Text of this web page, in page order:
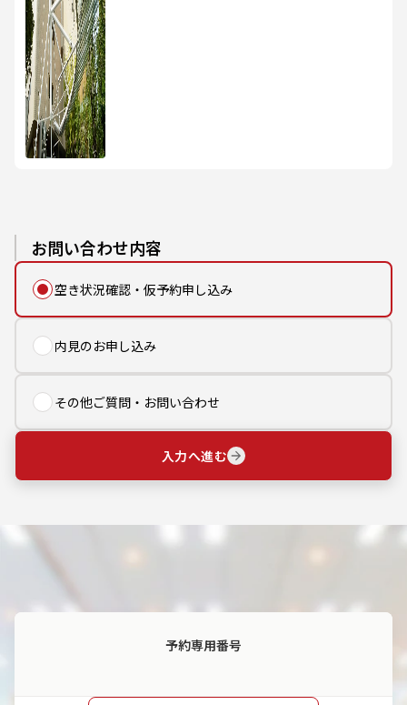
お問い合わせ内容
空き状況確認・仮予約申し込み
内見のお申し込み
その他ご質問・お問い合わせ
入力へ進む
予約専用番号